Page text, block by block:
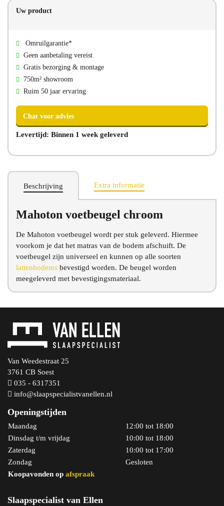
Direct bellen
Uw product
Omruilgarantie*
Geen aanbetaling vereist
Gratis bezorging & montage
750m² showroom
Ruim 50 jaar ervaring
Chat voor advies
Levertijd: Binnen 1 week geleverd
Beschrijving Extra informatie
Mahoton voetbeugel chroom
De Mahoton voetbeugel wordt per stuk geleverd. Hiermee
voorkom je dat het matras van de bodem afschuift. De
voetbeugel zijn universeel en kunnen op alle soorten
lattenbodems bevestigd worden. De beugel worden
meegeleverd met bevestigingsmateriaal.
Van Weedestraat 25
3761 CB Soest
035 - 6317351
info@slaapspecialistvanellen.nl
Openingstijden
Maandag
12:00 tot 18:00
Dinsdag t/m vrijdag
10:00 tot 18:00
Zaterdag
10:00 tot 17:00
Zondag
Gesloten
Koopavonden op afspraak
Slaapspecialist van Ellen